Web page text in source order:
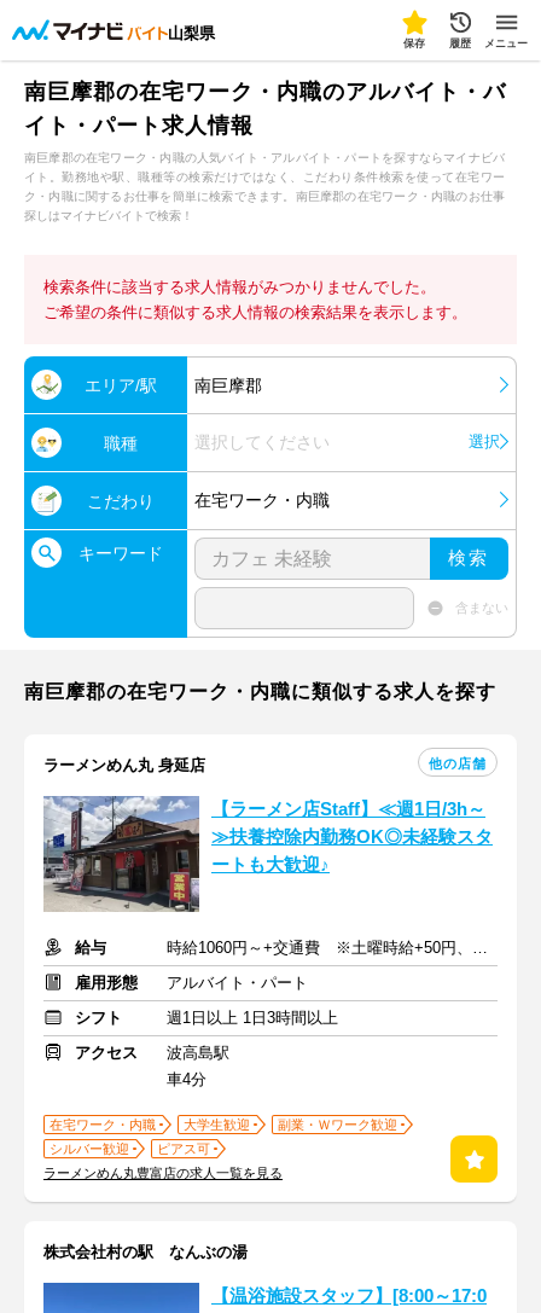
山梨県
保存 履歴 メニュー
南巨摩郡の在宅ワーク・内職のアルバイト・バ
イト・パート求人情報
南巨摩郡の在宅ワーク・内職の人気バイト・アルバイト・パートを探すならマイナビバ
イト。勤務地や駅、職種等の検索だけではなく、こだわり条件検索を使って在宅ワー
ク・内職に関するお仕事を簡単に検索できます。南巨摩郡の在宅ワーク・内職のお仕事
探しはマイナビバイトで検索！
検索条件に該当する求人情報がみつかりませんでした。
ご希望の条件に類似する求人情報の検索結果を表示します。
エリア/駅 南巨摩郡
職種 選択してください 選択
こだわり 在宅ワーク・内職
キーワード 検索
含まない
南巨摩郡の在宅ワーク・内職に類似する求人を探す
ラーメンめん丸 身延店 他の店舗
【ラーメン店Staff】≪週1日/3h～
≫扶養控除内勤務OK◎未経験スタ
ートも大歓迎♪
給与
時給1060円～+交通費 ※土曜時給+50円、日曜祝日時給+100円
雇用形態
アルバイト・パート
シフト
週1日以上 1日3時間以上
アクセス
波高島駅
車4分
在宅ワーク・内職 大学生歓迎
副業・Ｗワーク歓迎
シルバー歓迎
ピアス可
ラーメンめん丸豊富店の求人一覧を見る
株式会社村の駅 なんぶの湯
【温浴施設スタッフ】[8:00～17:0